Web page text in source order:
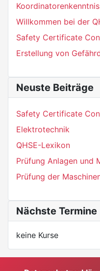
Willkommen bei der
Safety Certificate
Erstellung von
Neuste Beiträge
Safety Certificate
Elektrotechnik
QHSE-Lexikon
Prüfung Anlagen und
Prüfung der
Nächste Termine
keine Kurse